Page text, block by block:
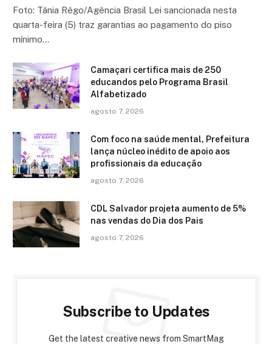
Foto: Tânia Rêgo/Agência Brasil Lei sancionada nesta
quarta-feira (5) traz garantias ao pagamento do piso
mínimo…
Camaçari certifica mais de 250
educandos pelo Programa Brasil
Alfabetizado
agosto 7, 2026
Com foco na saúde mental, Prefeitura
lança núcleo inédito de apoio aos
profissionais da educação
agosto 7, 2026
CDL Salvador projeta aumento de 5%
nas vendas do Dia dos Pais
agosto 7, 2026
Subscribe to Updates
Get the latest creative news from SmartMag